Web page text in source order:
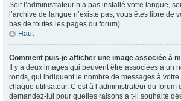
Soit l’administrateur n’a pas installé votre langue,
l’archive de langue n’existe pas, vous êtes libre
bas de toutes les pages du forum).
Haut
Comment puis-je afficher une image associée à
Il y a deux images qui peuvent être associées à un
ronds, qui indiquent le nombre de messages à
chaque utilisateur. C’est à l’administrateur du
demandez-lui pour quelles raisons a t-il souhaité